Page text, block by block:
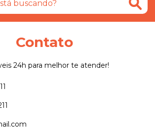
Contato
24h para melhor te atender!